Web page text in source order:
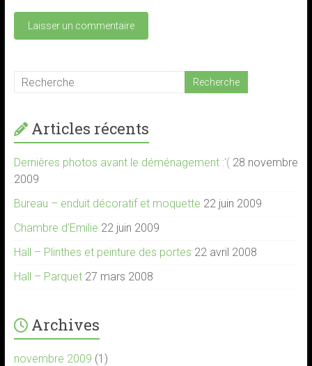
Articles récents
Dernières photos avant le déménagement :'( 28 novembre
2009
Bureau – enduit décoratif et moquette 22 juin 2009
Chambre d’Emilie 22 juin 2009
Hall – Plinthes et peinture des portes 22 avril 2008
Hall – Parquet 27 mars 2008
Archives
novembre 2009 (1)